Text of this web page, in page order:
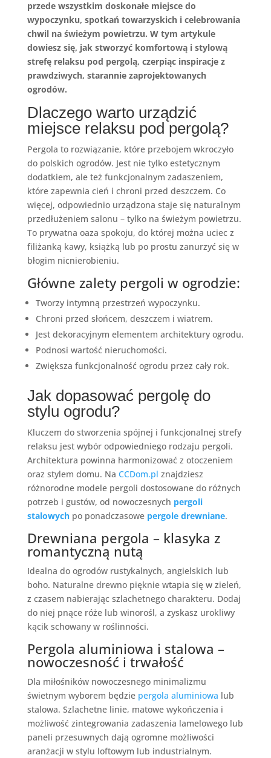
przede wszystkim doskonałe miejsce do
wypoczynku, spotkań towarzyskich i celebrowania
chwil na świeżym powietrzu. W tym artykule
dowiesz się, jak stworzyć komfortową i stylową
strefę relaksu pod pergolą, czerpiąc inspiracje z
prawdziwych, starannie zaprojektowanych
ogrodów.
Dlaczego warto urządzić
miejsce relaksu pod pergolą?
Pergola to rozwiązanie, które przebojem wkroczyło
do polskich ogrodów. Jest nie tylko estetycznym
dodatkiem, ale też funkcjonalnym zadaszeniem,
które zapewnia cień i chroni przed deszczem. Co
więcej, odpowiednio urządzona staje się naturalnym
przedłużeniem salonu – tylko na świeżym powietrzu.
To prywatna oaza spokoju, do której można uciec z
filiżanką kawy, książką lub po prostu zanurzyć się w
błogim nicnierobieniu.
Główne zalety pergoli w ogrodzie:
Tworzy intymną przestrzeń wypoczynku.
Chroni przed słońcem, deszczem i wiatrem.
Jest dekoracyjnym elementem architektury ogrodu.
Podnosi wartość nieruchomości.
Zwiększa funkcjonalność ogrodu przez cały rok.
Jak dopasować pergolę do
stylu ogrodu?
Kluczem do stworzenia spójnej i funkcjonalnej strefy
relaksu jest wybór odpowiedniego rodzaju pergoli.
Architektura powinna harmonizować z otoczeniem
oraz stylem domu. Na CCDom.pl znajdziesz
różnorodne modele pergoli dostosowane do różnych
potrzeb i gustów, od nowoczesnych pergoli
stalowychpo ponadczasowe pergole drewniane.
Drewniana pergola – klasyka z
romantyczną nutą
Idealna do ogrodów rustykalnych, angielskich lub
boho. Naturalne drewno pięknie wtapia się w zieleń,
z czasem nabierając szlachetnego charakteru. Dodaj
do niej pnące róże lub winorośl, a zyskasz urokliwy
kącik schowany w roślinności.
Pergola aluminiowa i stalowa –
nowoczesność i trwałość
Dla miłośników nowoczesnego minimalizmu
świetnym wyborem będzie pergola aluminiowa lub
stalowa. Szlachetne linie, matowe wykończenia i
możliwość zintegrowania zadaszenia lamelowego lub
paneli przesuwnych dają ogromne możliwości
aranżacji w stylu loftowym lub industrialnym.